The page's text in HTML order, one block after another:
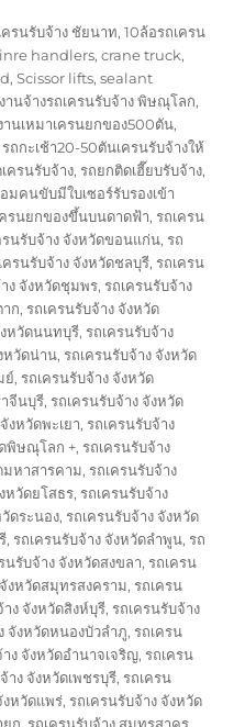
ครนรับจ้าง ชัยนาท,10ล้อรถเครน
handlers,crane truck,
,Scissor lifts,sealant
งานจ้างรถเครนรับจ้าง พิษณุโลก,
านเหมาเครนยกของ500ตัน,
รถกะเช้า20-50ตันเครนรับจ้างให้
ครนรับจ้าง,รถยกติดเฮี๊ยบรับจ้าง,
มคนขับมีใบเซอร์รับรองเข้า
ครนยกของขึ้นบนดาดฟ้า,รถเครน
รนรับจ้าง จังหวัดขอนแก่น,รถ
ครนรับจ้าง จังหวัดชลบุรี,รถเครน
ง จังหวัดชุมพร,รถเครนรับจ้าง
ก,รถเครนรับจ้าง จังหวัด
งหวัดนนทบุรี,รถเครนรับจ้าง
หวัดน่าน,รถเครนรับจ้าง จังหวัด
ย์,รถเครนรับจ้าง จังหวัด
จีนบุรี,รถเครนรับจ้าง จังหวัด
งหวัดพะเยา,รถเครนรับจ้าง
พิษณุโลก +,รถเครนรับจ้าง
มหาสารคาม,รถเครนรับจ้าง
หวัดยโสธร,รถเครนรับจ้าง
ดระนอง,รถเครนรับจ้าง จังหวัด
,รถเครนรับจ้าง จังหวัดลำพูน,รถ
นรับจ้าง จังหวัดสงขลา,รถเครน
งหวัดสมุทรสงคราม,รถเครน
ง จังหวัดสิงห์บุรี,รถเครนรับจ้าง
จังหวัดหนองบัวลำภู,รถเครน
ง จังหวัดอำนาจเจริญ,รถเครน
าง จังหวัดเพชรบุรี,รถเครน
งหวัดแพร่,รถเครนรับจ้าง จังหวัด
ยก ,รถเครนรับจ้าง สมุทรสาคร